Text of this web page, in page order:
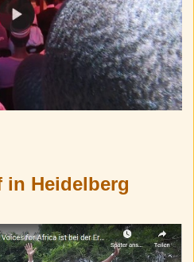
in Heidelberg